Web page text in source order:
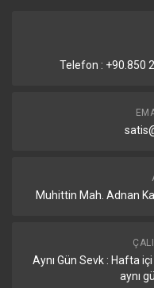
Telefon : +90.850
Muhittin Mah. Adnan
Aynı Gün Sevk : Hafta
aynı